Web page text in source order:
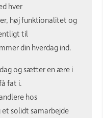
hver
høj funktionalitet og
til
din hverdag ind.
og sætter en ære i
fat i.
hos
solidt samarbejde